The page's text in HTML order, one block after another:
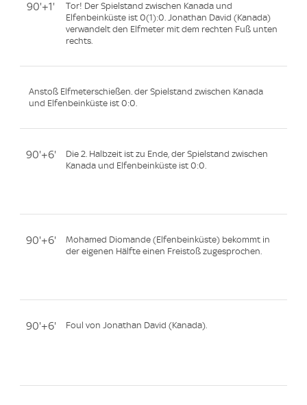
90'+1'
Tor! Der Spielstand zwischen Kanada und
Elfenbeinküste ist 0(1):0. Jonathan David (Kanada)
verwandelt den Elfmeter mit dem rechten Fuß unten
rechts.
Anstoß Elfmeterschießen. der Spielstand zwischen Kanada
und Elfenbeinküste ist 0:0.
90'+6'
Die 2. Halbzeit ist zu Ende, der Spielstand zwischen
Kanada und Elfenbeinküste ist 0:0.
90'+6'
Mohamed Diomande (Elfenbeinküste) bekommt in
der eigenen Hälfte einen Freistoß zugesprochen.
90'+6' Foul von Jonathan David (Kanada).